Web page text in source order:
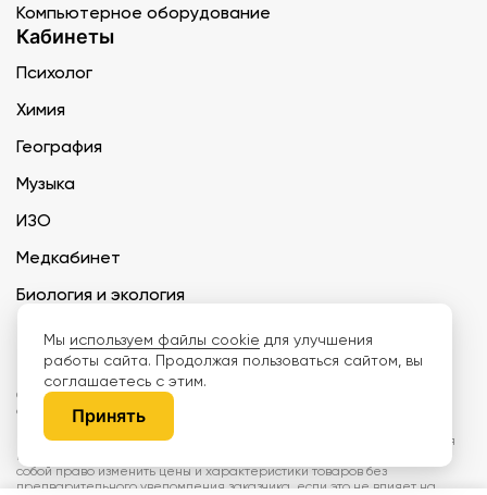
Компьютерное оборудование
Кабинеты
Психолог
Химия
География
Музыка
ИЗО
Медкабинет
Биология и экология
Технология
ООО «Дети наше будущее» ИНН 6671165273 ОГРН 1216600030250 КПП
667101001 БИК 046577674
Информация на сайте не является публичной офертой. Изображения
могут отличаться от поставляемых товаров. Поставщик оставляет за
собой право изменить цены и характеристики товаров без
предварительного уведомления заказчика, если это не влияет на
Мы используем файлы cookie для улучшения
работы сайта. Продолжая пользоваться сайтом, вы
соглашаетесь с этим.
Принять